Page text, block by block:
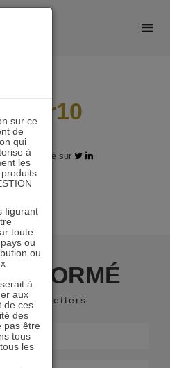
7sur10
l'article sur
INFORMÉ
newsletters
sur ce
de
qui
à
les
figurant
toute
ou
ou
à
aux
de ces
des
pas être
tous
les